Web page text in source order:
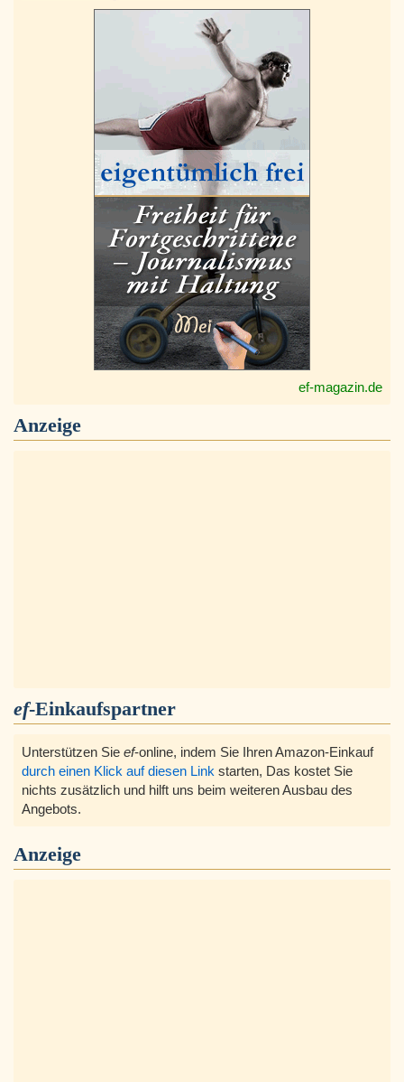
ef-magazin.de
Anzeige
ef-Einkaufspartner
Unterstützen Sie ef-online, indem Sie Ihren Amazon-Einkauf
durch einen Klick auf diesen Link starten, Das kostet Sie
nichts zusätzlich und hilft uns beim weiteren Ausbau des
Angebots.
Anzeige